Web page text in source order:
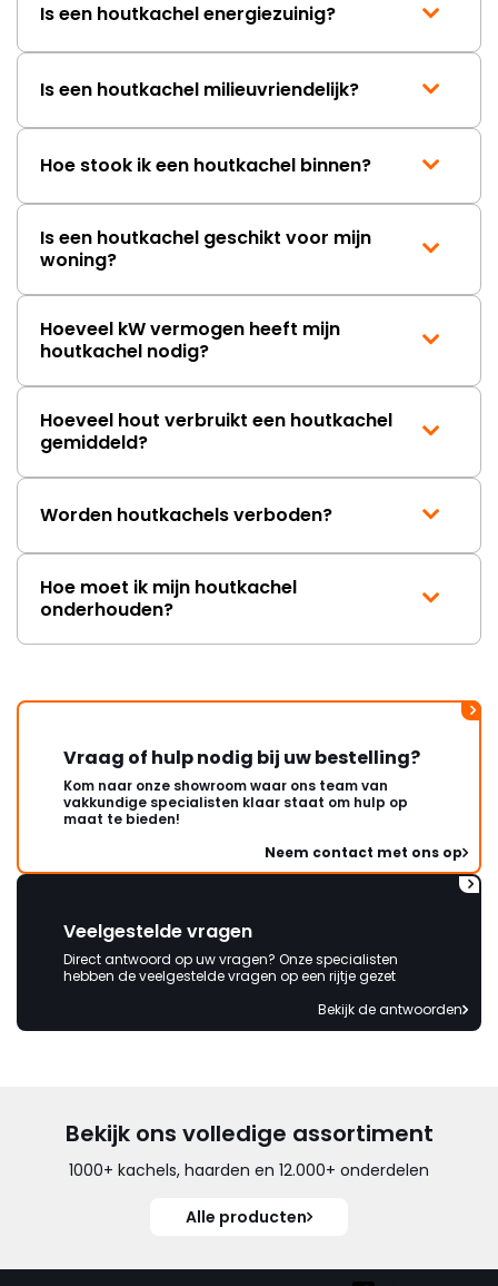
Is een houtkachel energiezuinig?
Is een houtkachel milieuvriendelijk?
Hoe stook ik een houtkachel binnen?
Is een houtkachel geschikt voor mijn
woning?
Hoeveel kW vermogen heeft mijn
houtkachel nodig?
Hoeveel hout verbruikt een houtkachel
gemiddeld?
Worden houtkachels verboden?
Hoe moet ik mijn houtkachel
onderhouden?
Vraag of hulp nodig bij uw bestelling?
Kom naar onze showroom waar ons team van
vakkundige specialisten klaar staat om hulp op
maat te bieden!
Neem contact met ons op
Veelgestelde vragen
Direct antwoord op uw vragen? Onze specialisten
hebben de veelgestelde vragen op een rijtje gezet
Bekijk de antwoorden
Bekijk ons volledige assortiment
1000+ kachels, haarden en 12.000+ onderdelen
Alle producten